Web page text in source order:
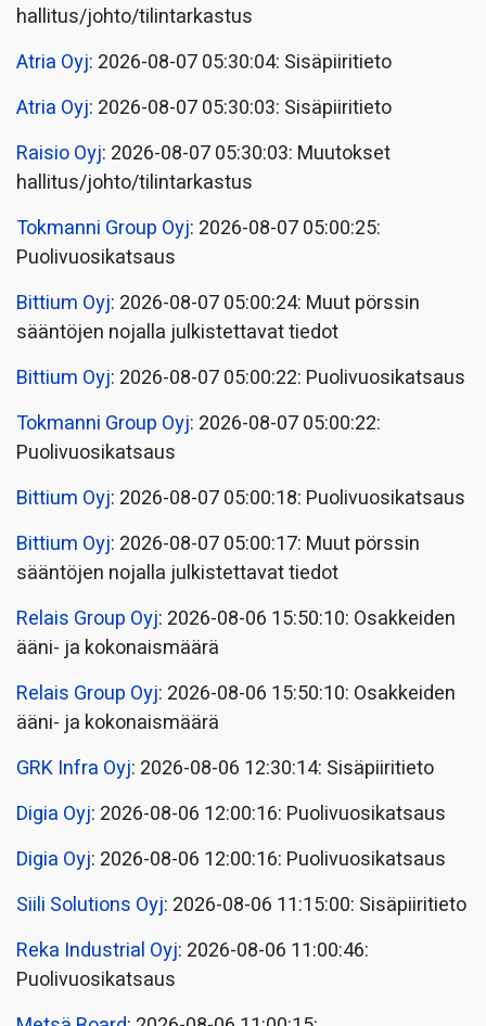
hallitus/johto/tilintarkastus
Atria Oyj: 2026-08-07 05:30:04: Sisäpiiritieto
Atria Oyj: 2026-08-07 05:30:03: Sisäpiiritieto
Raisio Oyj: 2026-08-07 05:30:03: Muutokset
hallitus/johto/tilintarkastus
Tokmanni Group Oyj: 2026-08-07 05:00:25:
Puolivuosikatsaus
Bittium Oyj: 2026-08-07 05:00:24: Muut pörssin
sääntöjen nojalla julkistettavat tiedot
Bittium Oyj: 2026-08-07 05:00:22: Puolivuosikatsaus
Tokmanni Group Oyj: 2026-08-07 05:00:22:
Puolivuosikatsaus
Bittium Oyj: 2026-08-07 05:00:18: Puolivuosikatsaus
Bittium Oyj: 2026-08-07 05:00:17: Muut pörssin
sääntöjen nojalla julkistettavat tiedot
Relais Group Oyj: 2026-08-06 15:50:10: Osakkeiden
ääni- ja kokonaismäärä
Relais Group Oyj: 2026-08-06 15:50:10: Osakkeiden
ääni- ja kokonaismäärä
GRK Infra Oyj: 2026-08-06 12:30:14: Sisäpiiritieto
Digia Oyj: 2026-08-06 12:00:16: Puolivuosikatsaus
Digia Oyj: 2026-08-06 12:00:16: Puolivuosikatsaus
Siili Solutions Oyj: 2026-08-06 11:15:00: Sisäpiiritieto
Reka Industrial Oyj: 2026-08-06 11:00:46:
Puolivuosikatsaus